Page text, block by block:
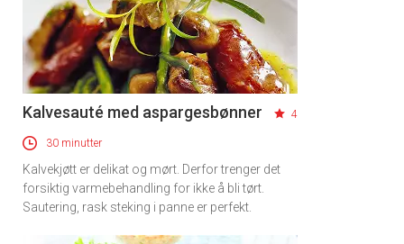
Kalvesauté med aspargesbønner 4
30 minutter
Kalvekjøtt er delikat og mørt. Derfor trenger det
forsiktig varmebehandling for ikke å bli tørt.
Sautering, rask steking i panne er perfekt.